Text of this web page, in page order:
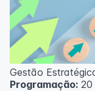
Gestão
Programação: